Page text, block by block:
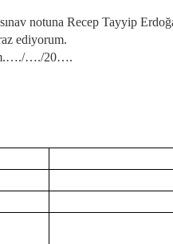
notuna Recep Tayyip
ediyorum.
.…./…./20….